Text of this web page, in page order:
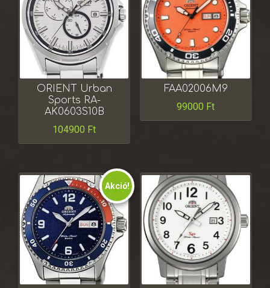
ORIENT Urban
Sports RA-
AK0603S10B
104900 Ft
FAA02006M9
99000 Ft
Akció!